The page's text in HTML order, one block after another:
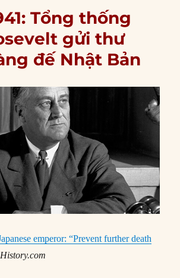
Tổng thống
gửi thư
đế Nhật Bản
emperor: “Prevent further death
History.com